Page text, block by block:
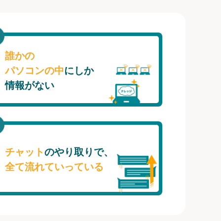
誰かの
パソコンの中にしか
情報がない
チャットのやり取りで、
全て流れていっている